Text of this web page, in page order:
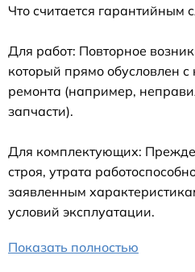
Что считается гарантийным
Для работ: Повторное
который прямо обусловлен
ремонта (например,
запчасти).
Для комплектующих:
строя, утрата
заявленным
условий эксплуатации.
Показать полностью